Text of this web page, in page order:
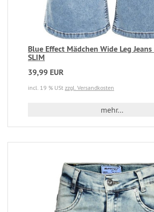
Blue Effect Mädchen Wide Leg
SLIM
39,99 EUR
incl. 19 % USt zzgl. Versandkosten
mehr...